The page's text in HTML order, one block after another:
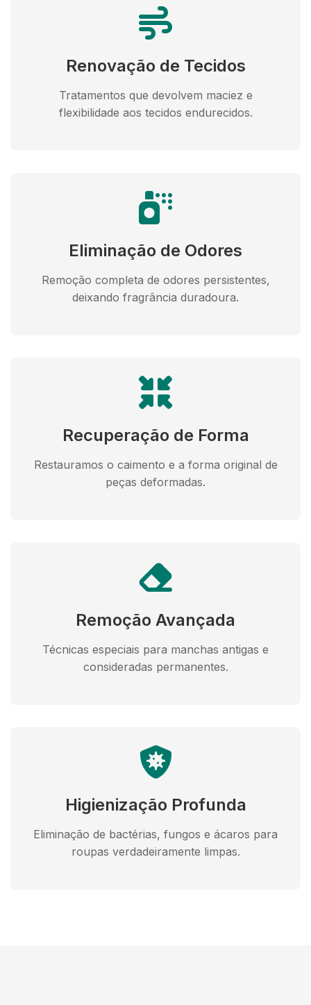
Renovação de Tecidos
Tratamentos que devolvem maciez e
flexibilidade aos tecidos endurecidos.
Eliminação de Odores
Remoção completa de odores persistentes,
deixando fragrância duradoura.
Recuperação de Forma
Restauramos o caimento e a forma original de
peças deformadas.
Remoção Avançada
Técnicas especiais para manchas antigas e
consideradas permanentes.
Higienização Profunda
Eliminação de bactérias, fungos e ácaros para
roupas verdadeiramente limpas.